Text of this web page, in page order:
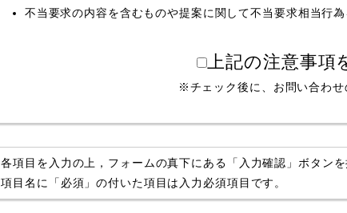
不当要求の内容を含むものや提案に関して不当要求相当行
上記の注意事項
※チェック後に、お問い合わせ
各項目を入力の上，フォームの真下にある「入力確認」ボタン
項目名に「必須」の付いた項目は入力必須項目です。